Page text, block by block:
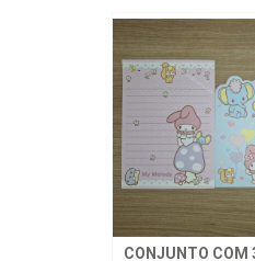
CONJUNTO COM